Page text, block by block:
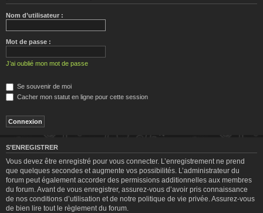
Nom d’utilisateur :
Mot de passe :
J’ai oublié mon mot de passe
Se souvenir de moi
Cacher mon statut en ligne pour cette session
S’ENREGISTRER
Vous devez être enregistré pour vous connecter. L’enregistrement ne prend
que quelques secondes et augmente vos possibilités. L’administrateur du
forum peut également accorder des permissions additionnelles aux membres
du forum. Avant de vous enregistrer, assurez-vous d’avoir pris connaissance
de nos conditions d’utilisation et de notre politique de vie privée. Assurez-vous
de bien lire tout le règlement du forum.